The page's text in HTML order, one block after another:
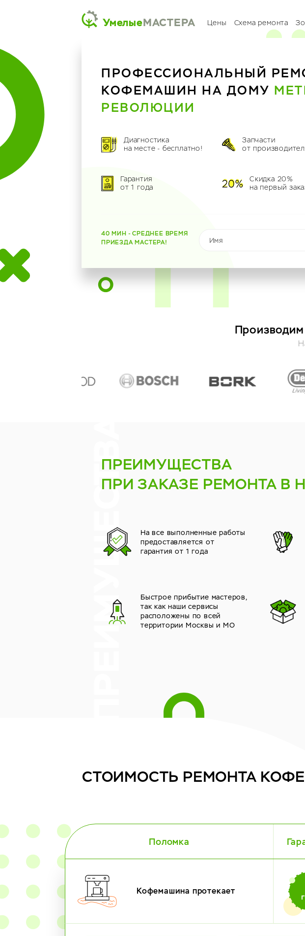
УмелыеМАСТЕРА Цены Схема ремонта
ПРОФЕССИОНАЛЬНЫЙ
КОФЕМАШИН НА ДОМУ
РЕВОЛЮЦИИ
Диагностика
на месте - бесплатно!
Запчасти
от
Гарантия
от 1 года
Скидка 20%
на первый
40 МИН - СРЕДНЕЕ ВРЕМЯ
ПРИЕЗДА МАСТЕРА!
ПРЕИМУЩЕСТВА
ПРИ ЗАКАЗЕ РЕМОНТА В
На все выполненные работы
предоставляется от
гарантия от 1 года
Быстрое прибытие мастеров,
так как наши сервисы
расположены по всей
территории Москвы и МО
СТОИМОСТЬ РЕМОНТА
Поломка
Кофемашина протекает